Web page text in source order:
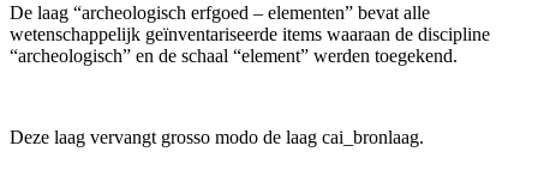
De laag “archeologisch erfgoed – elementen” bevat alle
wetenschappelijk geïnventariseerde items waaraan de discipline
“archeologisch” en de schaal “element” werden toegekend.
Deze laag vervangt grosso modo de laag cai_bronlaag.